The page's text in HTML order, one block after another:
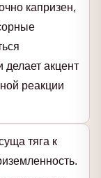
капризен,
делает акцент
реакции
тяга к